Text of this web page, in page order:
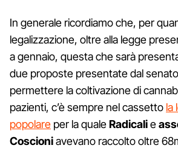
In generale ricordiamo che, per
legalizzazione, oltre alla legge
a gennaio, questa che sarà
due proposte presentate dal
permettere la coltivazione di
pazienti, c’è sempre nel cassetto la
popolare per la qualeRadicalie
Coscioniavevano raccolto oltre